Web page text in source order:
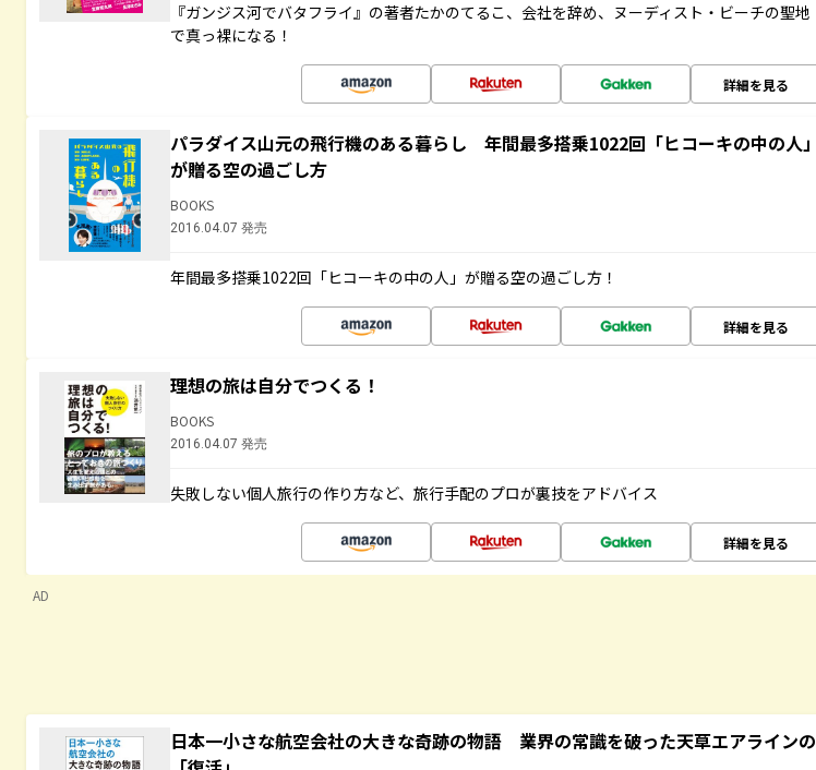
『ガンジス河でバタフライ』の著者たかのてるこ、会社を辞め、ヌーディスト・ビーチの聖地
で真っ裸になる！
詳細を見る
パラダイス山元の飛行機のある暮らし 年間最多搭乗1022回「ヒコーキの中の人」
が贈る空の過ごし方
BOOKS
2016.04.07 発売
年間最多搭乗1022回「ヒコーキの中の人」が贈る空の過ごし方！
詳細を見る
理想の旅は自分でつくる！
BOOKS
2016.04.07 発売
失敗しない個人旅行の作り方など、旅行手配のプロが裏技をアドバイス
詳細を見る
AD
日本一小さな航空会社の大きな奇跡の物語 業界の常識を破った天草エアラインの